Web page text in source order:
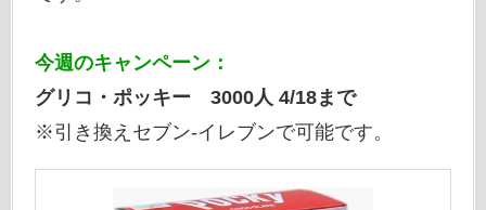
今週のキャンペーン：
グリコ・ポッキー 3000人 4/18まで
※引き換えセブン-イレブンで可能です。